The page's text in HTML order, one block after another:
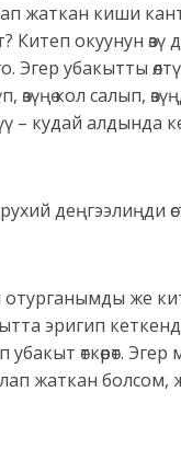
жаткан киши
окуунун өзү
Эгер убакытты
кол салып,
кудай алдында
деңгээлиңди
же
эригип
өткөрөт. Эгер
жаткан болсом,